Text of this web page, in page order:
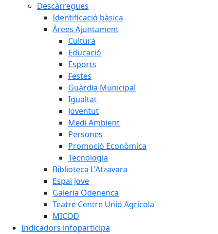
Descàrregues
Identificació bàsica
Àrees Ajuntament
Cultura
Educació
Esports
Festes
Guàrdia Municipal
Igualtat
Joventut
Medi Ambient
Persones
Promoció Econòmica
Tecnologia
Biblioteca L'Atzavara
Espai Jove
Galeria Odenenca
Teatre Centre Unió Agrícola
MICOD
Indicadors infoparticipa